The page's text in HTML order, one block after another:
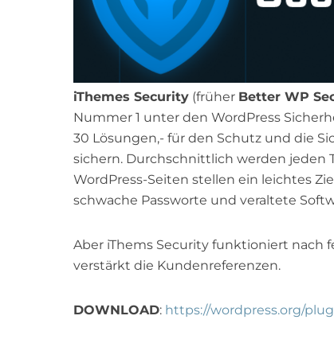
iThemes Security (früher Better WP
Nummer 1 unter den WordPress
30 Lösungen,- für den Schutz und die
sichern. Durchschnittlich werden jeden
WordPress-Seiten stellen ein leichtes
schwache Passworte und veraltete
Aber iThems Security funktioniert nach
verstärkt die Kundenreferenzen.
DOWNLOAD: https://wordpress.org/